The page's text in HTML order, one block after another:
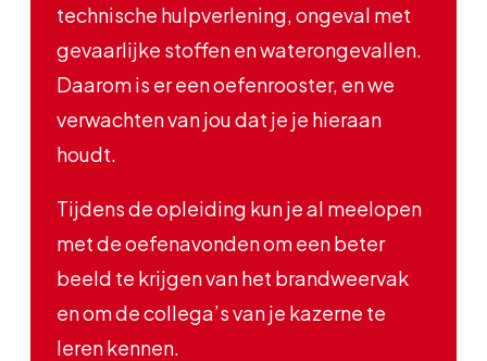
technische hulpverlening, ongeval met
gevaarlijke stoffen en waterongevallen.
Daarom is er een oefenrooster, en we
verwachten van jou dat je je hieraan
houdt.
Tijdens de opleiding kun je al meelopen
met de oefenavonden om een beter
beeld te krijgen van het brandweervak
en om de collega’s van je kazerne te
leren kennen.